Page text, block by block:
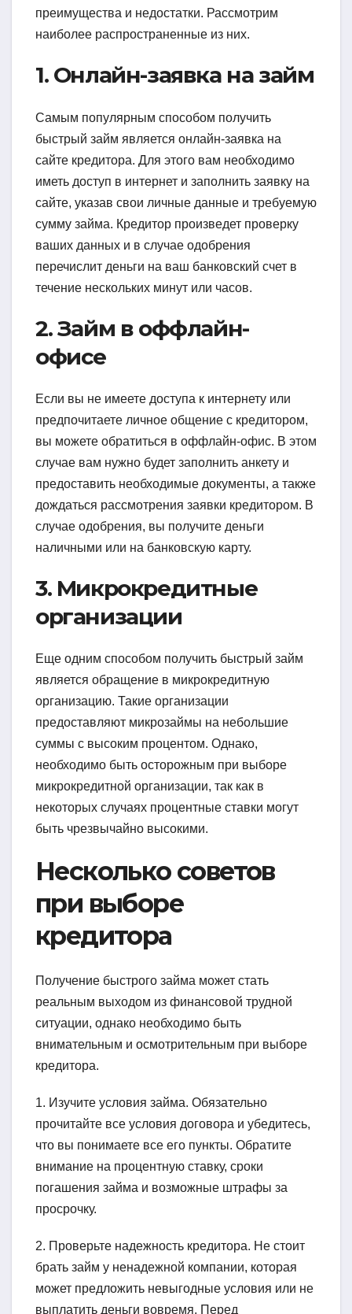
преимущества и недостатки. Рассмотрим
наиболее распространенные из них.
1. Онлайн-заявка на займ
Самым популярным способом получить
быстрый займ является онлайн-заявка на
сайте кредитора. Для этого вам необходимо
иметь доступ в интернет и заполнить заявку на
сайте, указав свои личные данные и требуемую
сумму займа. Кредитор произведет проверку
ваших данных и в случае одобрения
перечислит деньги на ваш банковский счет в
течение нескольких минут или часов.
2. Займ в оффлайн-
офисе
Если вы не имеете доступа к интернету или
предпочитаете личное общение с кредитором,
вы можете обратиться в оффлайн-офис. В этом
случае вам нужно будет заполнить анкету и
предоставить необходимые документы, а также
дождаться рассмотрения заявки кредитором. В
случае одобрения, вы получите деньги
наличными или на банковскую карту.
3. Микрокредитные
организации
Еще одним способом получить быстрый займ
является обращение в микрокредитную
организацию. Такие организации
предоставляют микрозаймы на небольшие
суммы с высоким процентом. Однако,
необходимо быть осторожным при выборе
микрокредитной организации, так как в
некоторых случаях процентные ставки могут
быть чрезвычайно высокими.
Несколько советов
при выборе
кредитора
Получение быстрого займа может стать
реальным выходом из финансовой трудной
ситуации, однако необходимо быть
внимательным и осмотрительным при выборе
кредитора.
1. Изучите условия займа. Обязательно
прочитайте все условия договора и убедитесь,
что вы понимаете все его пункты. Обратите
внимание на процентную ставку, сроки
погашения займа и возможные штрафы за
просрочку.
2. Проверьте надежность кредитора. Не стоит
брать займ у ненадежной компании, которая
может предложить невыгодные условия или не
выплатить деньги вовремя. Перед